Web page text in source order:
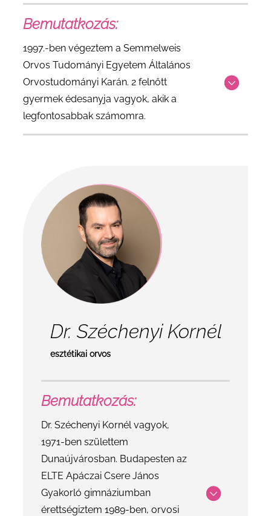
Bemutatkozás:
1997.-ben végeztem a Semmelweis
Orvos Tudományi Egyetem Általános
Orvostudományi Karán. 2 felnőtt
gyermek édesanyja vagyok, akik a
legfontosabbak számomra.
Dr. Széchenyi Kornél
esztétikai orvos
Bemutatkozás:
Dr. Széchenyi Kornél vagyok,
1971-ben születtem
Dunaújvárosban. Budapesten az
ELTE Apáczai Csere János
Gyakorló gimnáziumban
érettségiztem 1989-ben, orvosi